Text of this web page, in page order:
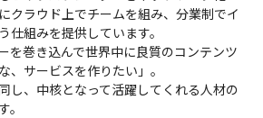
クラウド上でチームを組み、分業制でイ
仕組みを提供しています。
を巻き込んで世界中に良質のコンテンツ
、サービスを作りたい」。
し、中核となって活躍してくれる人材の